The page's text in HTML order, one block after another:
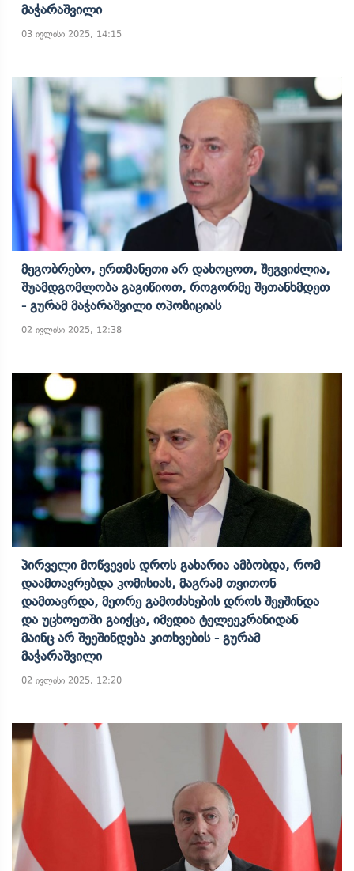
Მაჭარაშვილი
03 ივლისი 2025, 14:15
Მეგობრებო, Ერთმანეთი Არ Დახოცოთ, Შეგვიძლია,
Შუამდგომლობა Გაგიწიოთ, Როგორმე Შეთანხმდეთ
- Გურამ Მაჭარაშვილი Ოპოზიციას
02 ივლისი 2025, 12:38
Პირველი Მოწვევის Დროს Გახარია Ამბობდა, Რომ
Დაამთავრებდა Კომისიას, Მაგრამ Თვითონ
Დამთავრდა, Მეორე Გამოძახების Დროს Შეეშინდა
Და Უცხოეთში Გაიქცა, Იმედია Ტელეეკრანიდან
Მაინც Არ Შეეშინდება Კითხვების - Გურამ
Მაჭარაშვილი
02 ივლისი 2025, 12:20